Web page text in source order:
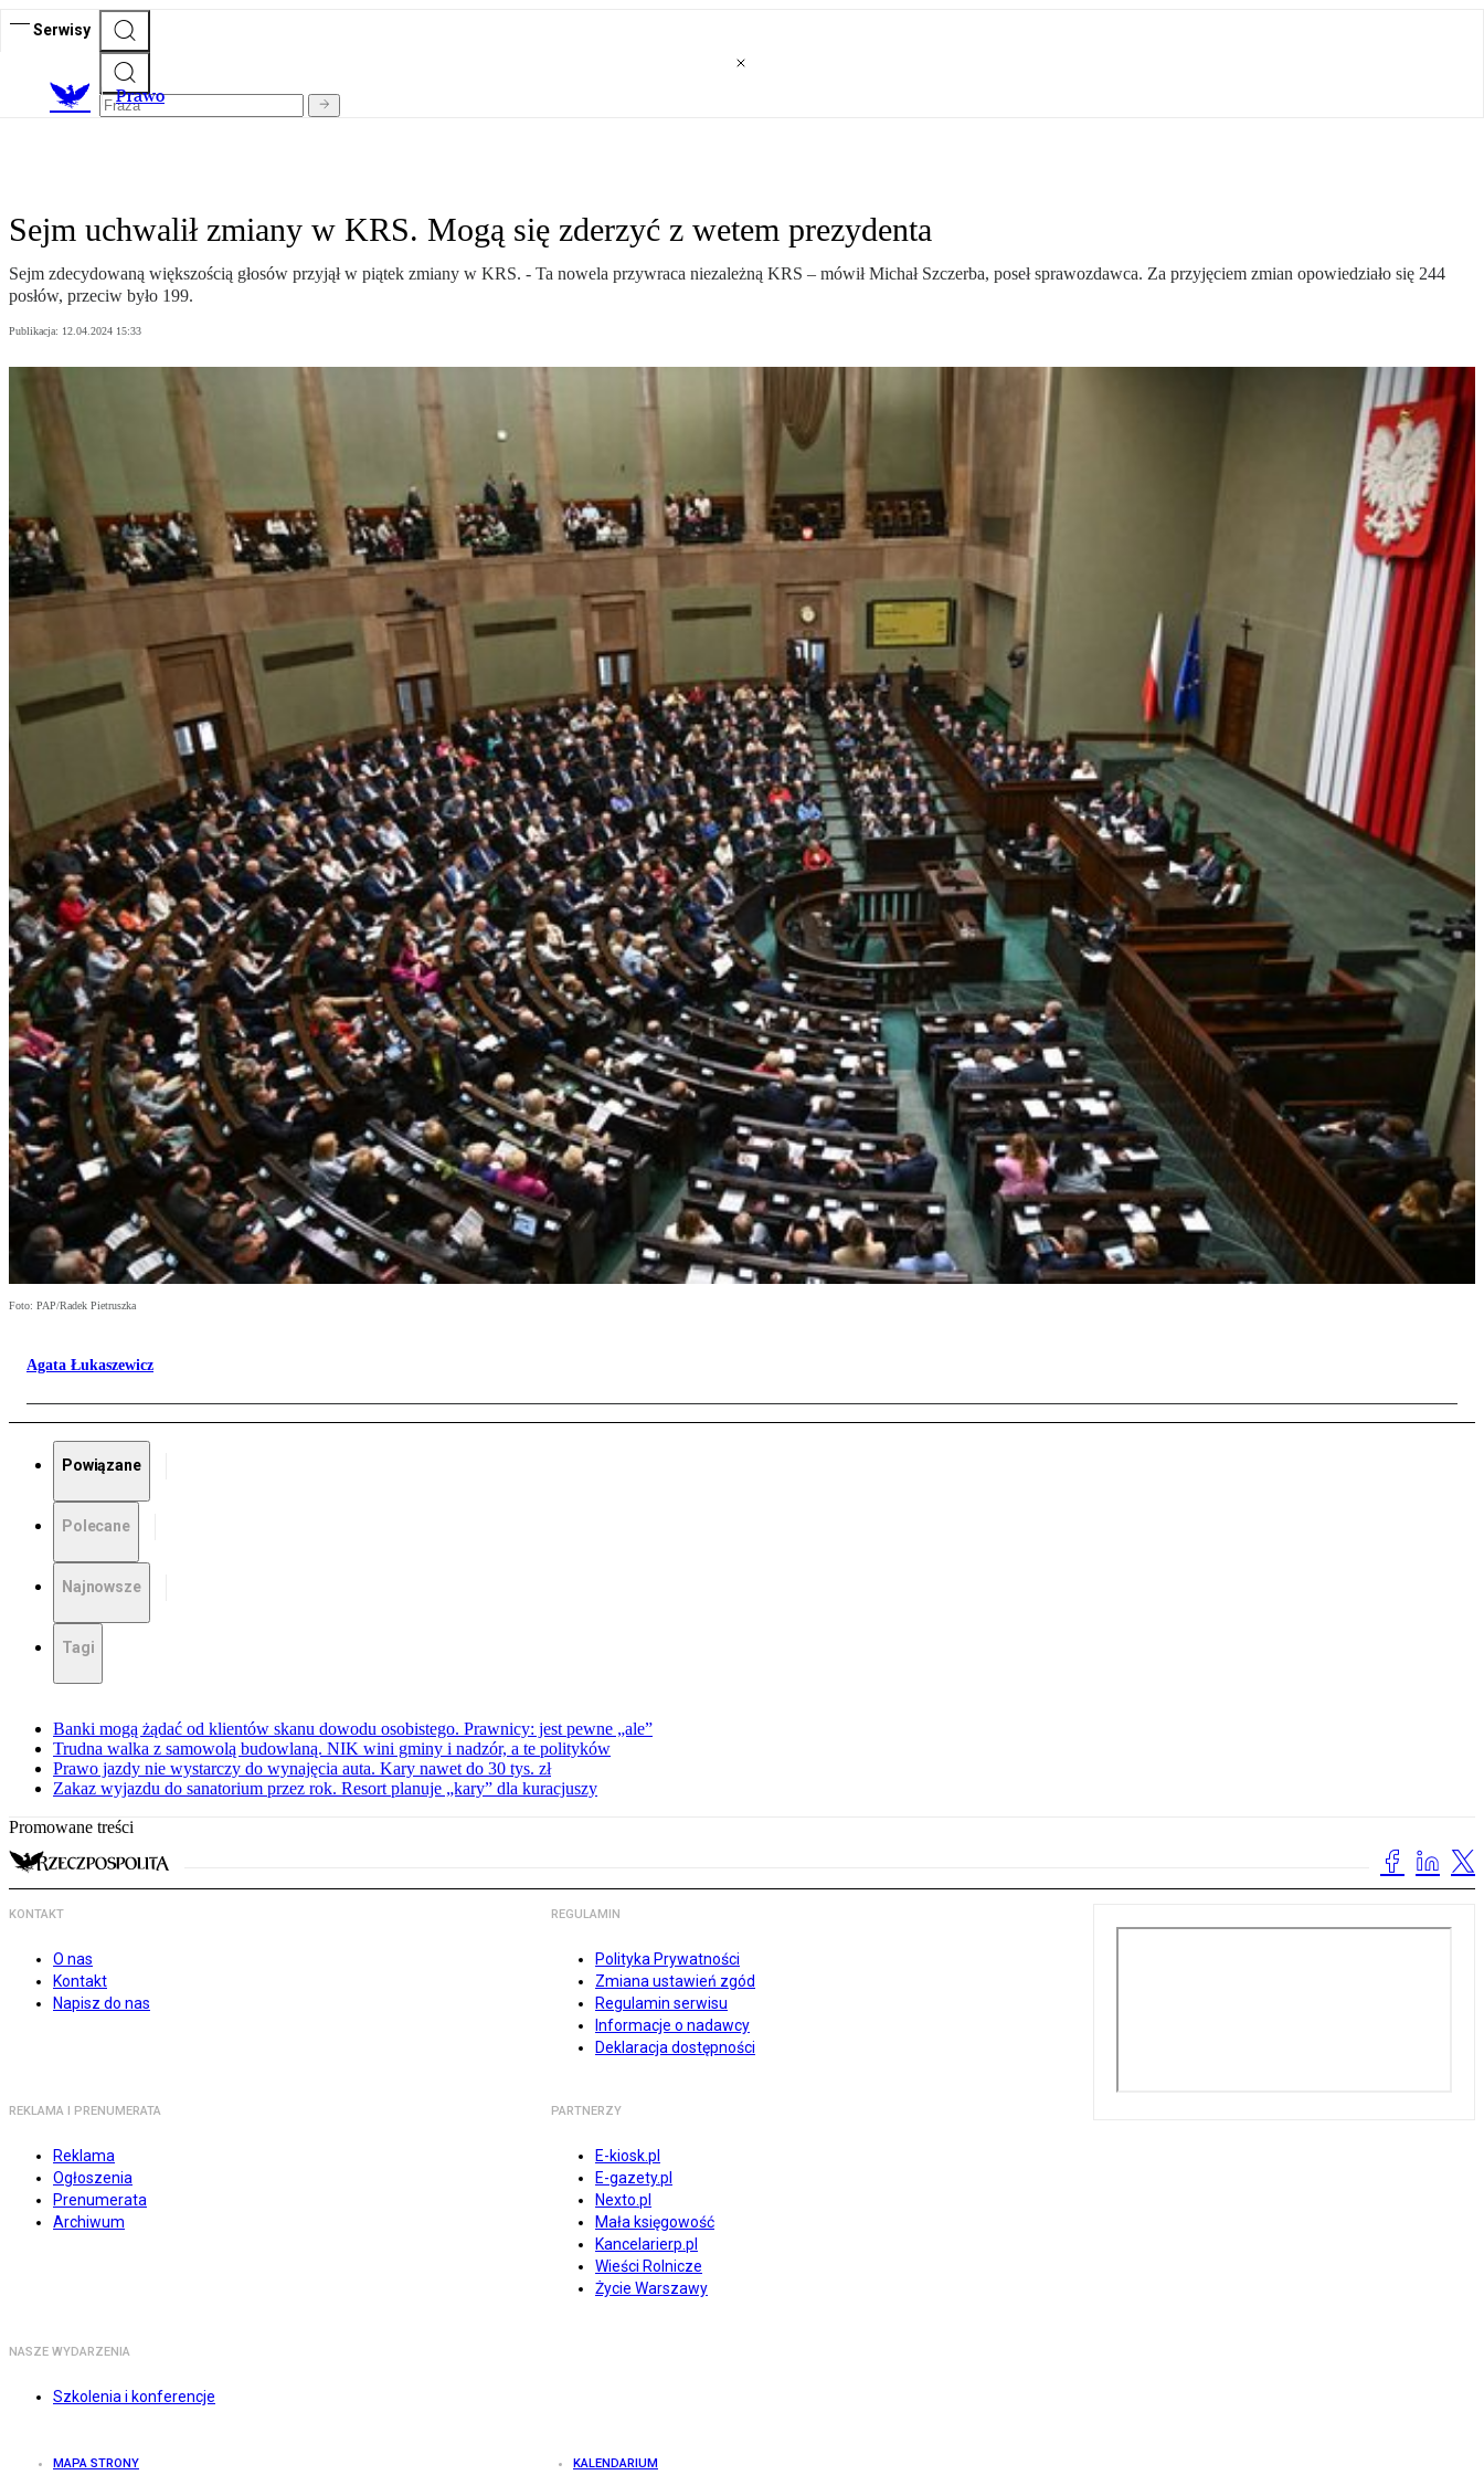
Serwisy
Prawo
Sejm uchwalił zmiany w KRS. Mogą się zderzyć z wetem prezydenta
Sejm zdecydowaną większością głosów przyjął w piątek zmiany w KRS. - Ta nowela przywraca niezależną KRS – mówił Michał Szczerba, poseł sprawozdawca. Za przyjęciem zmian opowiedziało się 244
posłów, przeciw było 199.
Publikacja: 12.04.2024 15:33
Foto: PAP/Radek Pietruszka
Agata Łukaszewicz
Powiązane
Polecane
Najnowsze
Tagi
Banki mogą żądać od klientów skanu dowodu osobistego. Prawnicy: jest pewne „ale”
Trudna walka z samowolą budowlaną. NIK wini gminy i nadzór, a te polityków
Prawo jazdy nie wystarczy do wynajęcia auta. Kary nawet do 30 tys. zł
Zakaz wyjazdu do sanatorium przez rok. Resort planuje „kary” dla kuracjuszy
Promowane treści
KONTAKT
O nas
Kontakt
Napisz do nas
REGULAMIN
Polityka Prywatności
Zmiana ustawień zgód
Regulamin serwisu
Informacje o nadawcy
Deklaracja dostępności
REKLAMA I PRENUMERATA
Reklama
Ogłoszenia
Prenumerata
Archiwum
PARTNERZY
E-kiosk.pl
E-gazety.pl
Nexto.pl
Mała księgowość
Kancelarierp.pl
Wieści Rolnicze
Życie Warszawy
NASZE WYDARZENIA
Szkolenia i konferencje
MAPA STRONY KALENDARIUM